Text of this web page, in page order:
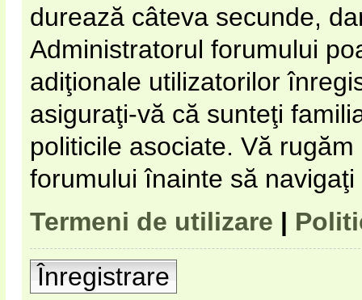
durează câteva secunde,
Administratorul forumului
adiţionale utilizatorilor
asiguraţi-vă că sunteţi
politicile asociate. Vă
forumului înainte să
Termeni de utilizare |
Înregistrare